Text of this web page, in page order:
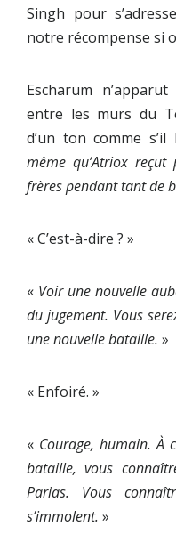
Singh pour
notre récompense si
Escharum
entre les murs du
d’un ton comme
même qu’Atriox
frères pendant tant de
« C’est-à-dire ? »
« Voir une nouvelle
du jugement. Vous
une nouvelle bataille. »
« Enfoiré. »
« Courage, humain. À
bataille, vous
Parias. Vous
s’immolent. »